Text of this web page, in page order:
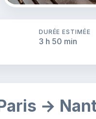
DURÉE ESTIMÉE
3 h 50 min
→